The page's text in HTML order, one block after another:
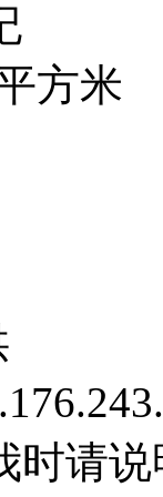
方米
时请